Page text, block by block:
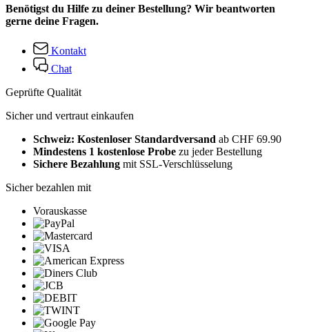
Benötigst du Hilfe zu deiner Bestellung? Wir beantworten
gerne deine Fragen.
Kontakt
Chat
Geprüfte Qualität
Sicher und vertraut einkaufen
Schweiz: Kostenloser Standardversand ab CHF 69.90
Mindestens 1 kostenlose Probe zu jeder Bestellung
Sichere Bezahlung mit SSL-Verschlüsselung
Sicher bezahlen mit
Vorauskasse